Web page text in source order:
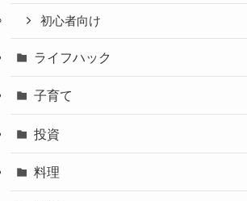
初心者向け
ライフハック
子育て
投資
料理